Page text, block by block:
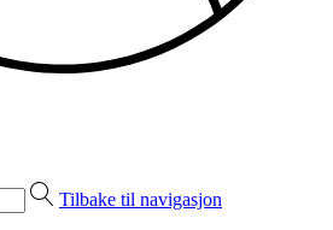
Tilbake til navigasjon